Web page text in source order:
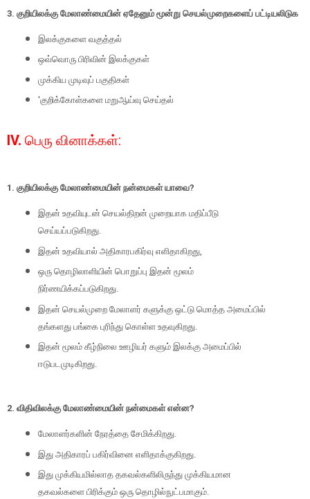
3. குறியிலக்கு மேலாண்மையின் ஏதேனும் மூன்று செயல்முறைகளைப் பட்டியலிடுக
இலக்குகளை வகுத்தல்
ஒவ்வொரு பிரிவின் இலக்குகள்
முக்கிய முடிவுப் பகுதிகள்
'குறிக்கோள்களை மறுஆய்வு செய்தல்
IV. பெரு வினாக்கள்:
1. குறியிலக்கு மேலாண்மையின் நன்மைகள் யாவை?
இதன் உதவியுடன் செயல்திறன் முறையாக மதிப்பீடு
செய்யப்படுகிறது.
இதன் உதவியால் அதிகாரபகிர்வு எளிதாகிறது
ஒரு தொழிலாளியின் பொறுப்பு இதன் மூலம்
நிர்ணயிக்கப்படுகிறது.
இதன் செயல்முறை மேலாளர் களுக்கு ஒட்டு மொத்த அமைப்பில்
தங்களது பங்கை புரிந்து கொள்ள உதவுகிறது.
இதன் மூலம் கீழ்நிலை ஊழியர் களும் இலக்கு அமைப்பில்
ஈடுபடமுடிகிறது.
2. விதிவிலக்கு மேலாண்மையின் நன்மைகள் என்ன?
மேலாளர்களின் நேரத்தை சேமிக்கிறது.
இது அதிகாரப் பகிர்வினை எளிதாக்குகிறது.
இது முக்கியமில்லாத தகவல்களிலிருந்து முக்கியமான
தகவல்களை பிரிக்கும் ஒரு தொழில்நுட்பமாகும்.